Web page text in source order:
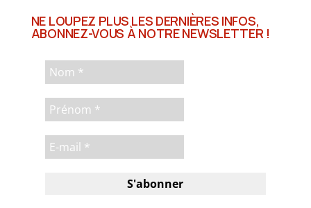
NE LOUPEZ PLUS LES DERNIÈRES INFOS,
ABONNEZ-VOUS À NOTRE NEWSLETTER !